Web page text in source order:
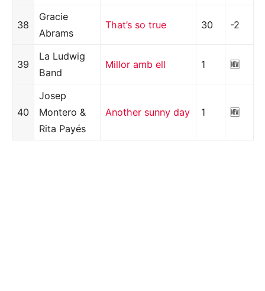
38
Gracie
Abrams
That’s so true 30 -2
39
La Ludwig
Band
Millor amb ell 1 🆕
40
Josep
Montero &
Rita Payés
Another sunny day 1 🆕